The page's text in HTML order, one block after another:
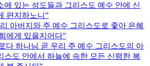
에 있는 성도들과 그리스도 예수 안에 신
편지하노니
아버지와 주 예수 그리스도로 좇아 은혜
에게 있을지어다
다 하나님 곧 우리 주 예수 그리스도의 아
스도 안에서 하늘에 속한 모든 신령한 복